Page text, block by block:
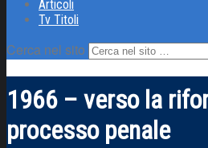
Articoli
Tv Titoli
Cerca nel sito
1966 – verso la
processo penale